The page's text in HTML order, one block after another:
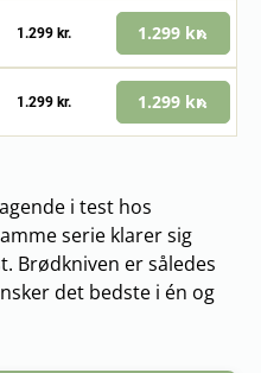
1.299 kr. 1.299 kr.
1.299 kr. 1.299 kr.
i test hos
serie klarer sig
Brødkniven er således
det bedste i én og